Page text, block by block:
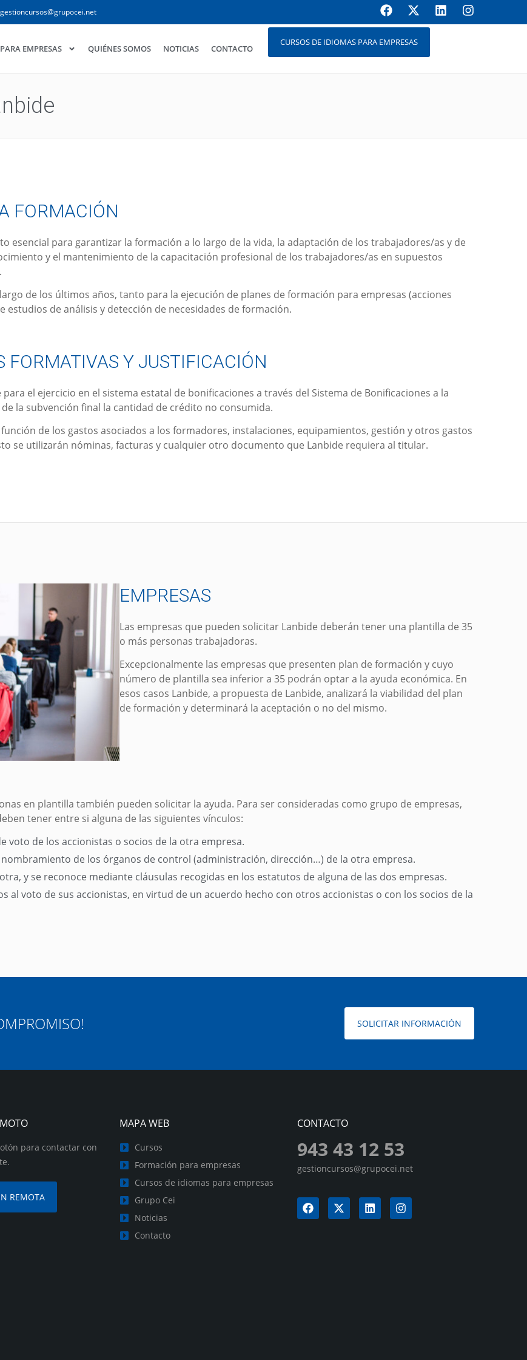
gestioncursos@grupocei.net
EMPRESAS QUIÉNES SOMOS NOTICIAS CONTACTO
CURSOS DE IDIOMAS PARA EMPRESAS
FORMACIÓN
esencial para garantizar la formación a lo largo de la vida, la adaptación de los trabajadores/as y de
y el mantenimiento de la capacitación profesional de los trabajadores/as en supuestos
de los últimos años, tanto para la ejecución de planes de formación para empresas (acciones
de análisis y detección de necesidades de formación.
FORMATIVAS Y JUSTIFICACIÓN
el ejercicio en el sistema estatal de bonificaciones a través del Sistema de Bonificaciones a la
la subvención final la cantidad de crédito no consumida.
de los gastos asociados a los formadores, instalaciones, equipamientos, gestión y otros gastos
se utilizarán nóminas, facturas y cualquier otro documento que Lanbide requiera al titular.
EMPRESAS
Las empresas que pueden solicitar Lanbide deberán tener una plantilla de 35
o más personas trabajadoras.
Excepcionalmente las empresas que presenten plan de formación y cuyo
número de plantilla sea inferior a 35 podrán optar a la ayuda económica. En
esos casos Lanbide, a propuesta de Lanbide, analizará la viabilidad del plan
de formación y determinará la aceptación o no del mismo.
en plantilla también pueden solicitar la ayuda. Para ser consideradas como grupo de empresas,
tener entre si alguna de las siguientes vínculos:
voto de los accionistas o socios de la otra empresa.
de los órganos de control (administración, dirección…) de la otra empresa.
y se reconoce mediante cláusulas recogidas en los estatutos de alguna de las dos empresas.
al voto de sus accionistas, en virtud de un acuerdo hecho con otros accionistas o con los socios de la
SOLICITAR INFORMACIÓN
para contactar con
REMOTA
MAPA WEB
Cursos
Formación para empresas
Cursos de idiomas para empresas
Grupo Cei
Noticias
Contacto
CONTACTO
943 43 12 53
gestioncursos@grupocei.net